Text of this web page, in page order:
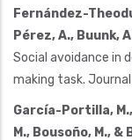
Fernández-
Pérez, A., Buunk,
Social avoidance in
making task.
García-Portilla,
M., Bousoño, M., &